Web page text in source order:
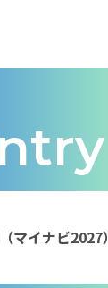
マイナビ2027）